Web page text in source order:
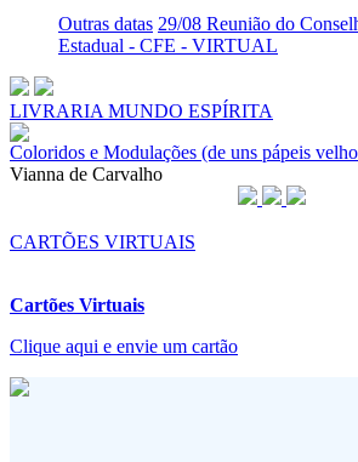
Outras datas 29/08 Reunião do
Estadual - CFE - VIRTUAL
LIVRARIA MUNDO ESPÍRITA
Coloridos e Modulações (de uns pápeis
Vianna de Carvalho
CARTÕES VIRTUAIS
Cartões Virtuais
Clique aqui e envie um cartão